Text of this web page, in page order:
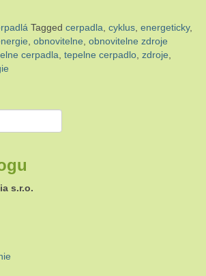
Tagged cerpadla cyklus energeticky,
obnovitelne obnovitelne zdroje
cerpadla tepelne cerpadlo zdroje
s.r.o.